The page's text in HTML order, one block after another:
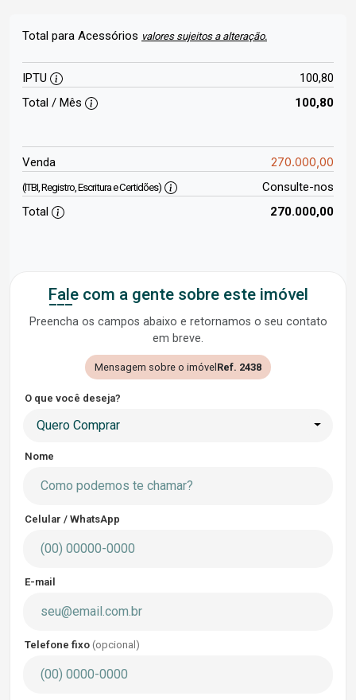
Total para Acessórios valores sujeitos a alteração.
IPTU
100,80
Total / Mês
100,80
Venda 270.000,00
(ITBI, Registro, Escritura e Certidões)
Consulte-nos
Total
270.000,00
Fale com a gente sobre este imóvel
Preencha os campos abaixo e retornamos o seu contato
em breve.
Mensagem sobre o imóvelRef. 2438
O que você deseja?
Quero Comprar
Nome
Celular / WhatsApp
E-mail
Telefone fixo (opcional)